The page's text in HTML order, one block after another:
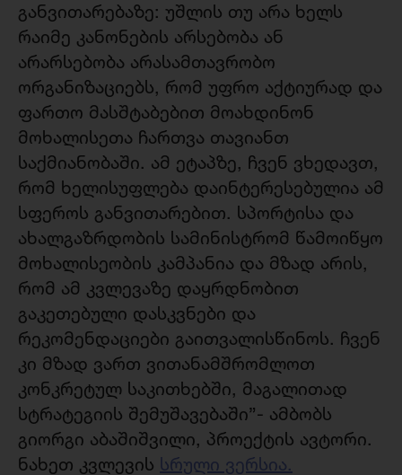
განვითარებაზე: უშლის თუ არა ხელს
რაიმე კანონების არსებობა ან
არარსებობა არასამთავრობო
ორგანიზაციებს, რომ უფრო აქტიურად და
ფართო მასშტაბებით მოახდინონ
მოხალისეთა ჩართვა თავიანთ
საქმიანობაში. ამ ეტაპზე, ჩვენ ვხედავთ,
რომ ხელისუფლება დაინტერესებულია ამ
სფეროს განვითარებით. სპორტისა და
ახალგაზრდობის სამინისტრომ წამოიწყო
მოხალისეობის კამპანია და მზად არის,
რომ ამ კვლევაზე დაყრდნობით
გაკეთებული დასკვნები და
რეკომენდაციები გაითვალისწინოს. ჩვენ
კი მზად ვართ ვითანამშრომლოთ
კონკრეტულ საკითხებში, მაგალითად
სტრატეგიის შემუშავებაში”- ამბობს
გიორგი აბაშიშვილი, პროექტის ავტორი.
ნახეთ კვლევის სრული ვერსია.